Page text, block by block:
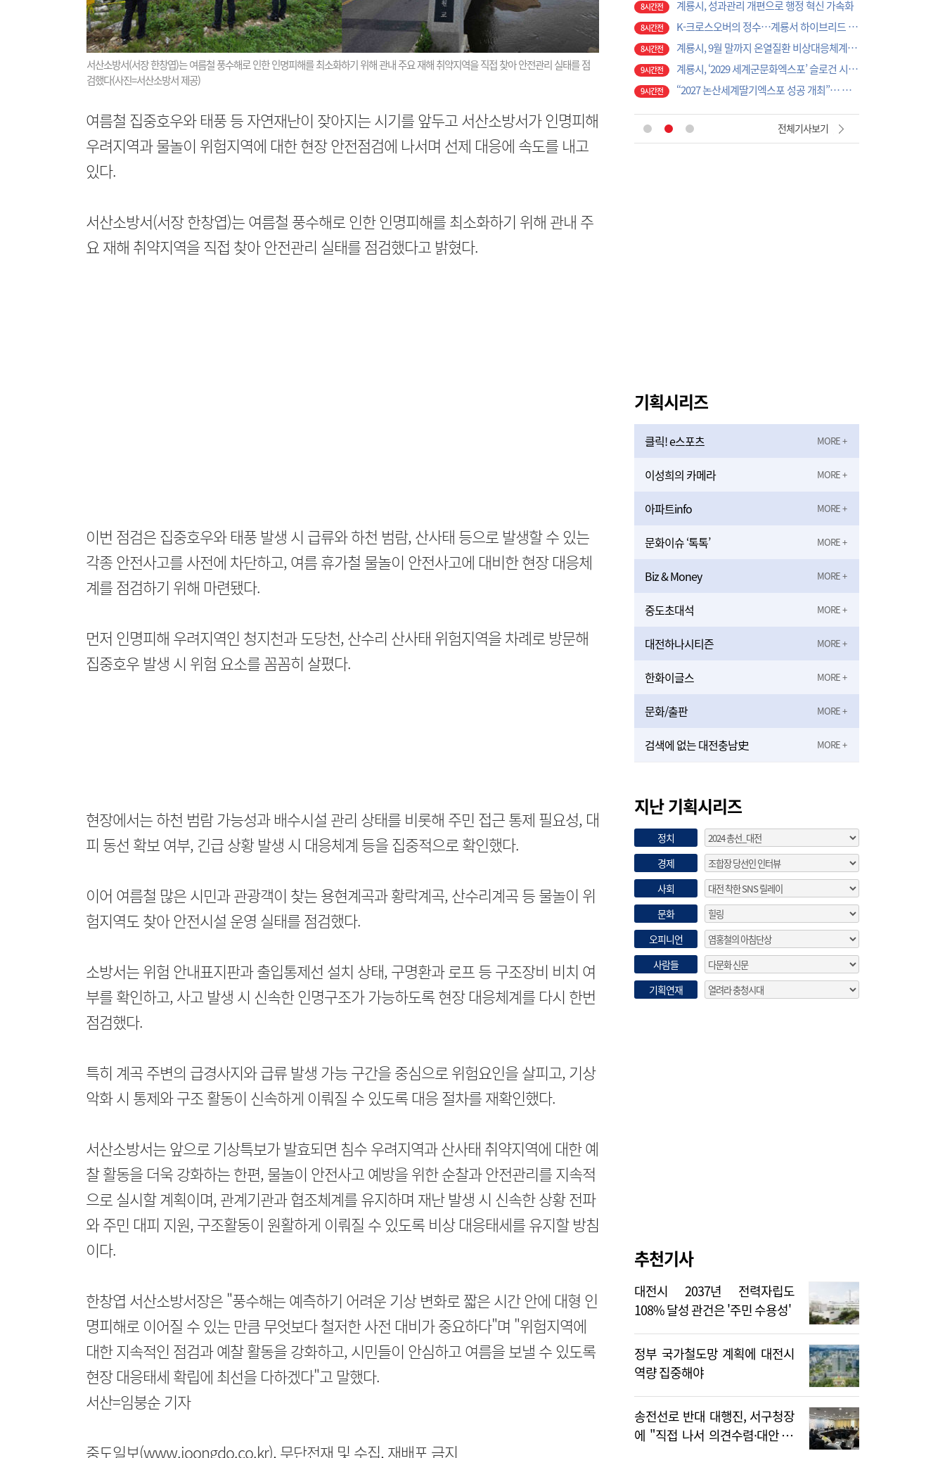
서산소방서(서장 한창엽)는 여름철 풍수해로 인한 인명피해를 최소화하기 위해 관내 주요 재해 취약지역을 직접 찾아 안전관리 실태를 점
검했다(사진=서산소방서 제공)
여름철 집중호우와 태풍 등 자연재난이 잦아지는 시기를 앞두고 서산소방서가 인명피해
우려지역과 물놀이 위험지역에 대한 현장 안전점검에 나서며 선제 대응에 속도를 내고
있다.
서산소방서(서장 한창엽)는 여름철 풍수해로 인한 인명피해를 최소화하기 위해 관내 주
요 재해 취약지역을 직접 찾아 안전관리 실태를 점검했다고 밝혔다.
이번 점검은 집중호우와 태풍 발생 시 급류와 하천 범람, 산사태 등으로 발생할 수 있는
각종 안전사고를 사전에 차단하고, 여름 휴가철 물놀이 안전사고에 대비한 현장 대응체
계를 점검하기 위해 마련됐다.
먼저 인명피해 우려지역인 청지천과 도당천, 산수리 산사태 위험지역을 차례로 방문해
집중호우 발생 시 위험 요소를 꼼꼼히 살폈다.
현장에서는 하천 범람 가능성과 배수시설 관리 상태를 비롯해 주민 접근 통제 필요성, 대
피 동선 확보 여부, 긴급 상황 발생 시 대응체계 등을 집중적으로 확인했다.
이어 여름철 많은 시민과 관광객이 찾는 용현계곡과 황락계곡, 산수리계곡 등 물놀이 위
험지역도 찾아 안전시설 운영 실태를 점검했다.
소방서는 위험 안내표지판과 출입통제선 설치 상태, 구명환과 로프 등 구조장비 비치 여
부를 확인하고, 사고 발생 시 신속한 인명구조가 가능하도록 현장 대응체계를 다시 한번
점검했다.
특히 계곡 주변의 급경사지와 급류 발생 가능 구간을 중심으로 위험요인을 살피고, 기상
악화 시 통제와 구조 활동이 신속하게 이뤄질 수 있도록 대응 절차를 재확인했다.
서산소방서는 앞으로 기상특보가 발효되면 침수 우려지역과 산사태 취약지역에 대한 예
찰 활동을 더욱 강화하는 한편, 물놀이 안전사고 예방을 위한 순찰과 안전관리를 지속적
으로 실시할 계획이며, 관계기관과 협조체계를 유지하며 재난 발생 시 신속한 상황 전파
와 주민 대피 지원, 구조활동이 원활하게 이뤄질 수 있도록 비상 대응태세를 유지할 방침
이다.
한창엽 서산소방서장은 "풍수해는 예측하기 어려운 기상 변화로 짧은 시간 안에 대형 인
명피해로 이어질 수 있는 만큼 무엇보다 철저한 사전 대비가 중요하다"며 "위험지역에
대한 지속적인 점검과 예찰 활동을 강화하고, 시민들이 안심하고 여름을 보낼 수 있도록
현장 대응태세 확립에 최선을 다하겠다"고 말했다.
서산=임붕순 기자
중도일보(www.joongdo.co.kr), 무단전재 및 수집, 재배포 금지
8시간전 계룡시, 9월 말까지 온열질환 비상대응체계 총력 가동
9시간전 계룡시, ‘2029 세계군문화엑스포’ 슬로건 시민 공모전 개최
9시간전 “2027 논산세계딸기엑스포 성공 개최”… 지역 단체·기업 응원 열기 ‘후끈’
9시간전 태안군, 2026 을지연습 준비 '이상 무'
9시간전 공주소방서, 20일 ‘소방차 길 터주기’ 전국 긴급출동 훈련
26분전 예산교육지원청, 방학 돌봄 프로그램 마무리…체험·영어캠프로 교육 만족도 높여
5시간전
전체기사보기
기획시리즈
클릭! e스포츠
이성희의 카메라
아파트info
문화이슈 ‘톡톡’
Biz & Money
중도초대석
대전하나시티즌
한화이글스
문화/출판
검색에 없는 대전충남史
지난 기획시리즈
정치
경제
사회
문화
오피니언
사람들
기획연재
추천기사
대전시 2037년 전력자립도
108% 달성 관건은 '주민 수용성'
정부 국가철도망 계획에 대전시
역량 집중해야
송전선로 반대 대행진, 서구청장
에 "직접 나서 의견수렴·대안 제